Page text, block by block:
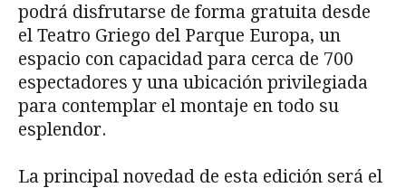
podrá disfrutarse de forma gratuita desde
el Teatro Griego del Parque Europa, un
espacio con capacidad para cerca de 700
espectadores y una ubicación privilegiada
para contemplar el montaje en todo su
esplendor.
La principal novedad de esta edición será el